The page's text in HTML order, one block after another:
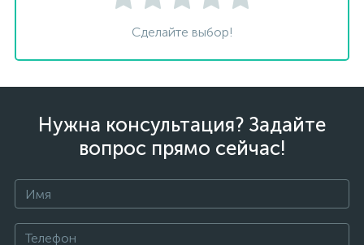
Сделайте выбор!
Нужна консультация? Задайте
вопрос прямо сейчас!